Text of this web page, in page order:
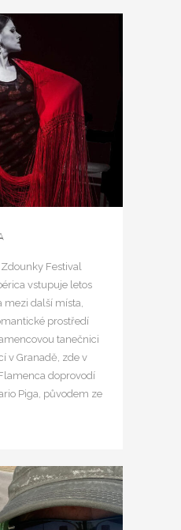
Festival
vstupuje letos
mezi další místa,
prostředí
tanečnici
v Granadě, zde v
doprovodí
Piga, původem ze